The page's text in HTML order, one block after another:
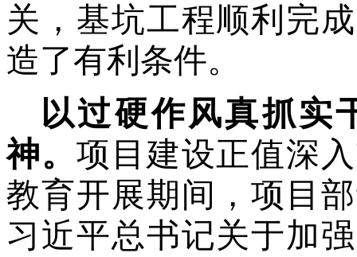
关，基坑工程顺利完
造了有利条件。
以过硬作风真抓实
神。 项目建设正值深
教育开展期间，项目
习近平总书记关于加